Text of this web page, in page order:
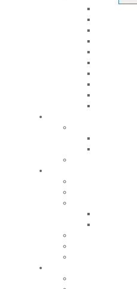
Besucher seit 20.09.1999: